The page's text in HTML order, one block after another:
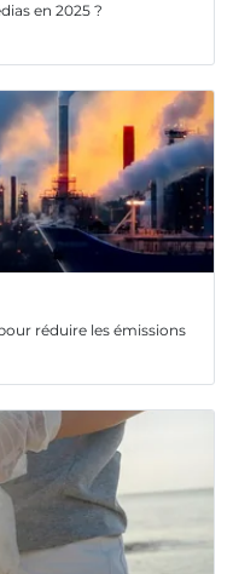
en 2025 ?
réduire les émissions